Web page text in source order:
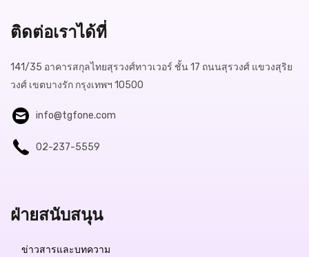
ติดต่อเราได้ที่
141/35 อาคารสกุลไทยสุรวงศ์ทาวเวอร์ ชั้น 17 ถนนสุรวงศ์ แขวงสุริย
วงศ์ เขตบางรัก กรุงเทพฯ 10500
info@tgfone.com
02-237-5559
ฝ่ายสนับสนุน
ข่าวสารและบทความ